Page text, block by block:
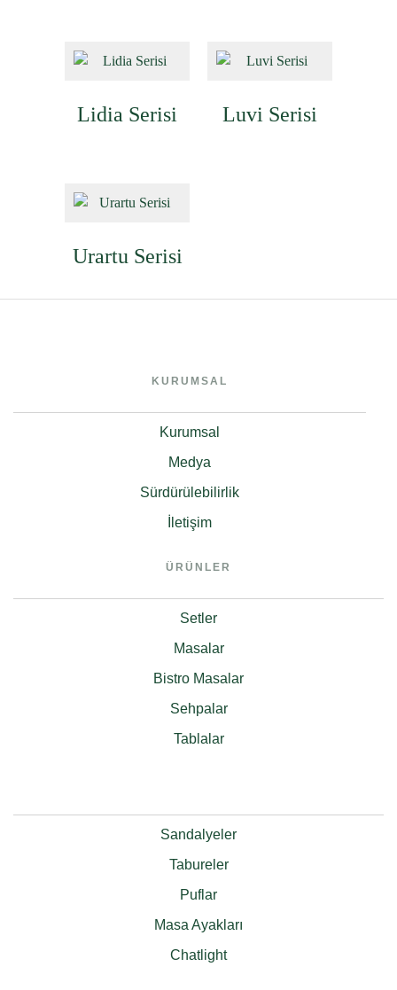
Lidia Serisi Luvi Serisi
Urartu Serisi
KURUMSAL
Kurumsal
Medya
Sürdürülebilirlik
İletişim
ÜRÜNLER
Setler
Masalar
Bistro Masalar
Sehpalar
Tablalar
Sandalyeler
Tabureler
Puflar
Masa Ayakları
Chatlight